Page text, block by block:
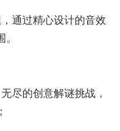
通过精心设计的音效
尽的创意解谜挑战，